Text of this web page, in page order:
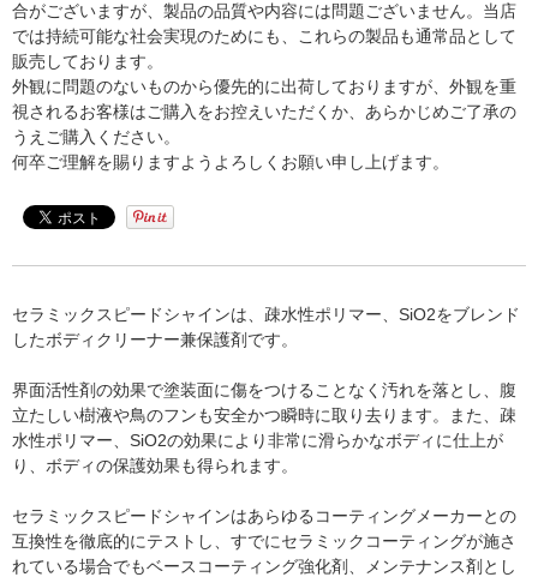
合がございますが、製品の品質や内容には問題ございません。当店
では持続可能な社会実現のためにも、これらの製品も通常品として
販売しております。
外観に問題のないものから優先的に出荷しておりますが、外観を重
視されるお客様はご購入をお控えいただくか、あらかじめご了承の
うえご購入ください。
何卒ご理解を賜りますようよろしくお願い申し上げます。
セラミックスピードシャインは、疎水性ポリマー、SiO2をブレンド
したボディクリーナー兼保護剤です。
界面活性剤の効果で塗装面に傷をつけることなく汚れを落とし、腹
立たしい樹液や鳥のフンも安全かつ瞬時に取り去ります。また、疎
水性ポリマー、SiO2の効果により非常に滑らかなボディに仕上が
り、ボディの保護効果も得られます。
セラミックスピードシャインはあらゆるコーティングメーカーとの
互換性を徹底的にテストし、すでにセラミックコーティングが施さ
れている場合でもベースコーティング強化剤、メンテナンス剤とし